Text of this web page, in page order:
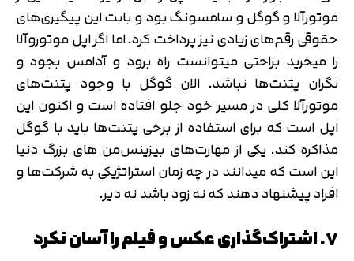
موتورآلا و گوگل و سامسونگ بود و بابت این پیگیری‌های
حقوقی رقم‌های زیادی نیز پرداخت کرد. اما اگر اپل موتوروآلا
را میخرید براحتی میتوانست راه برود و آدامس بجود و
نگران پتنت‌ها نباشد. الان گوگل با وجود پتنت‌های
موتورآلا کلی در مسیر خود جلو افتاده است و اکنون این
اپل است که برای استفاده از برخی پتنت‌ها باید با گوگل
مذاکره کند. یکی از مهارت‌های بیزینس‌من های بزرگ دنیا
این است که میدانند در چه زمان استراتژیکی به شرکت‌ها و
افراد پیشنهاد دهند که نه زود باشد نه دیر.
۷. اشتراک‌گذاری عکس و فیلم را آسان نکرد